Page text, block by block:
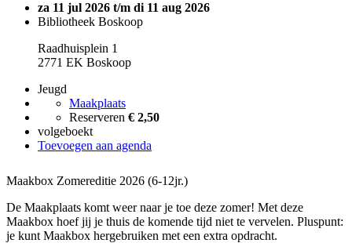
za 11 jul 2026 t/m di 11 aug 2026
Bibliotheek Boskoop
Raadhuisplein 1
2771 EK Boskoop
Jeugd
Maakplaats
Reserveren € 2,50
volgeboekt
Toevoegen aan agenda
Maakbox Zomereditie 2026 (6-12jr.)
De Maakplaats komt weer naar je toe deze zomer! Met deze
Maakbox hoef jij je thuis de komende tijd niet te vervelen. Pluspunt:
je kunt Maakbox hergebruiken met een extra opdracht.